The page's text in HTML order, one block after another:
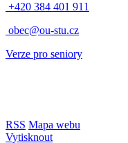
+420 384 401 911
obec@ou-stu.cz
Verze pro seniory
RSS Mapa webu
Vytisknout